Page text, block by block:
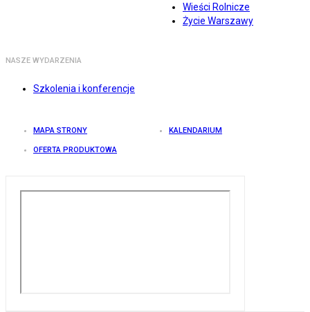
Wieści Rolnicze
Życie Warszawy
NASZE WYDARZENIA
Szkolenia i konferencje
MAPA STRONY KALENDARIUM
OFERTA PRODUKTOWA